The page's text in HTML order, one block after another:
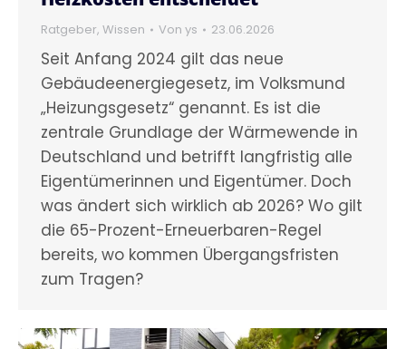
Ratgeber, Wissen Von ys 23.06.2026
Seit Anfang 2024 gilt das neue
Gebäudeenergiegesetz, im Volksmund
„Heizungsgesetz“ genannt. Es ist die
zentrale Grundlage der Wärmewende in
Deutschland und betrifft langfristig alle
Eigentümerinnen und Eigentümer. Doch
was ändert sich wirklich ab 2026? Wo gilt
die 65-Prozent-Erneuerbaren-Regel
bereits, wo kommen Übergangsfristen
zum Tragen?